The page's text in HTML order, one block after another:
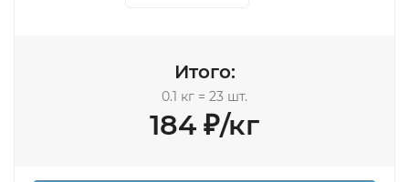
Итого:
0.1 кг = 23 шт.
184 ₽/кг